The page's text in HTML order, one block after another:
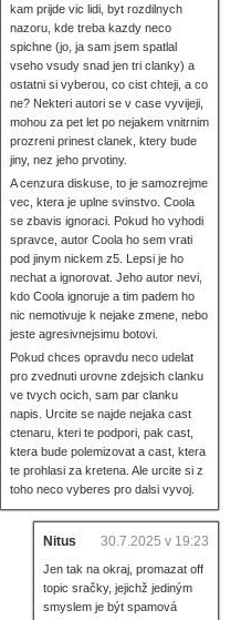
kam prijde vic lidi, byt rozdilnych
nazoru, kde treba kazdy neco
spichne (jo, ja sam jsem spatlal
vseho vsudy snad jen tri clanky) a
ostatni si vyberou, co cist chteji, a co
ne? Nekteri autori se v case vyvijeji,
mohou za pet let po nejakem vnitrnim
prozreni prinest clanek, ktery bude
jiny, nez jeho prvotiny.
A cenzura diskuse, to je samozrejme
vec, ktera je uplne svinstvo. Coola
se zbavis ignoraci. Pokud ho vyhodi
spravce, autor Coola ho sem vrati
pod jinym nickem z5. Lepsi je ho
nechat a ignorovat. Jeho autor nevi,
kdo Coola ignoruje a tim padem ho
nic nemotivuje k nejake zmene, nebo
jeste agresivnejsimu botovi.
Pokud chces opravdu neco udelat
pro zvednuti urovne zdejsich clanku
ve tvych ocich, sam par clanku
napis. Urcite se najde nejaka cast
ctenaru, kteri te podpori, pak cast,
ktera bude polemizovat a cast, ktera
te prohlasi za kretena. Ale urcite si z
toho neco vyberes pro dalsi vyvoj.
Nitus 30.7.2025 v 19:23
Jen tak na okraj, promazat off
topic sračky, jejichž jediným
smyslem je být spamová